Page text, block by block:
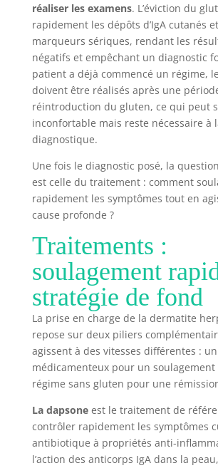
réaliser les examens. L’éviction du
rapidement les dépôts d’IgA cutanés
marqueurs sériques, rendant les
négatifs et empêchant un diagnostic
patient a déjà commencé un régime,
doivent être réalisés après une
réintroduction du gluten, ce qui peut
inconfortable mais reste nécessaire à
diagnostique.
Une fois le diagnostic posé, la
est celle du traitement : comment
rapidement les symptômes tout en
cause profonde ?
Traitements :
soulagement
stratégie de fond
La prise en charge de la dermatite
repose sur deux piliers
agissent à des vitesses différentes :
médicamenteux pour un
régime sans gluten pour une
La dapsoneest le traitement de
contrôler rapidement les symptômes
antibiotique à propriétés anti-
l’action des anticorps IgA dans la